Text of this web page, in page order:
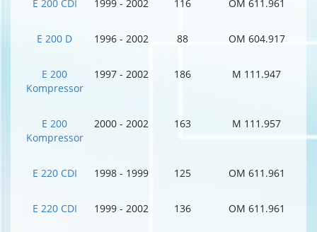
E 200 CDI 1999 - 2002 116 OM 611.961
E 200 D 1996 - 2002 88 OM 604.917
E 200
Kompressor
1997 - 2002 186 M 111.947
E 200
Kompressor
2000 - 2002 163 M 111.957
E 220 CDI 1998 - 1999 125 OM 611.961
E 220 CDI 1999 - 2002 136 OM 611.961